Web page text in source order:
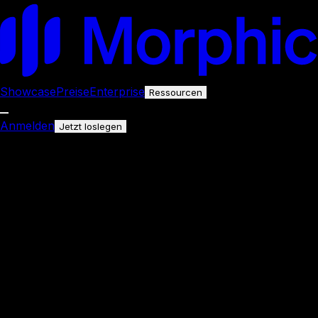
ShowcasePreiseEnterprise Ressourcen
Anmelden Jetzt loslegen